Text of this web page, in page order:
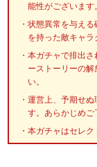
能性がございます。
状態異常を与え
を持った敵キャラ
本ガチャで排出さ
ーストーリーの
い。
運営上、予期せぬ
す。あらかじめご
本ガチャはセレク